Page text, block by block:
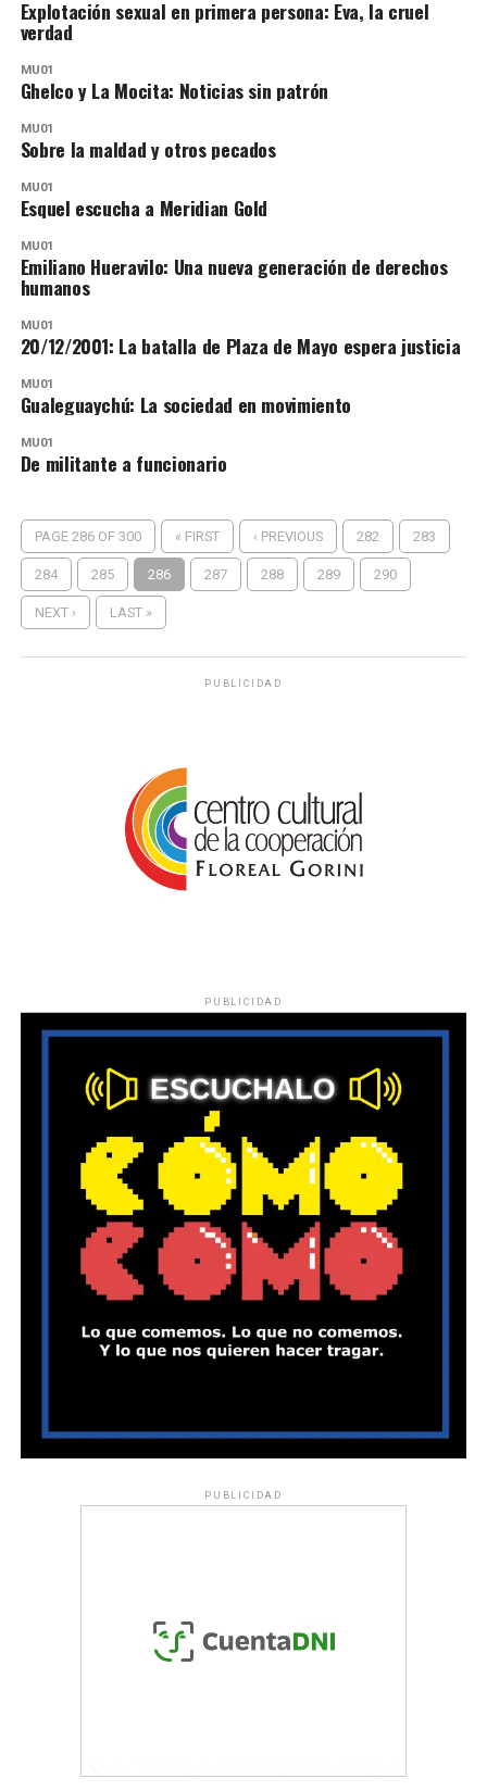
Explotación sexual en primera persona: Eva, la cruel
verdad
MU01
Ghelco y La Mocita: Noticias sin patrón
MU01
Sobre la maldad y otros pecados
MU01
Esquel escucha a Meridian Gold
MU01
Emiliano Hueravilo: Una nueva generación de derechos
humanos
MU01
20/12/2001: La batalla de Plaza de Mayo espera justicia
MU01
Gualeguaychú: La sociedad en movimiento
MU01
De militante a funcionario
PAGE 286 OF 300 « FIRST ‹ PREVIOUS 282 283
284 285 286 287 288 289 290
NEXT › LAST »
PUBLICIDAD
PUBLICIDAD
PUBLICIDAD